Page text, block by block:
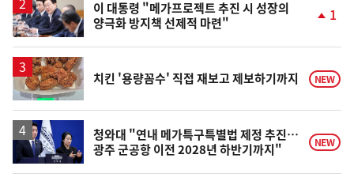
이 대통령 "메가프로젝트 추진 시 성장의
양극화 방지책 선제적 마련"
계
승
1
치킨 '용량꼼수' 직접 재보고 제보하기까지 NEW
청와대 "연내 메가특구특별법 제정 추진…
광주 군공항 이전 2028년 하반기까지"
NEW